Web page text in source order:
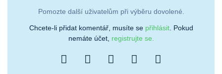
Pomozte další uživatelům při výběru dovolené.
Chcete-li přidat komentář, musíte se přihlásit. Pokud
nemáte účet, registrujte se.